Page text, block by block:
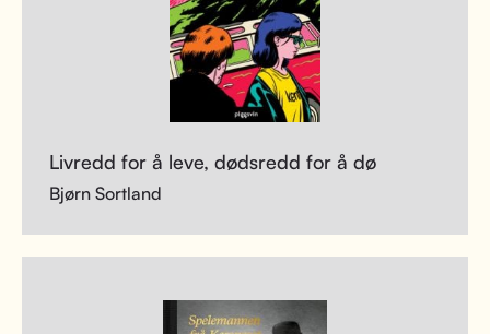
Livredd for å leve, dødsredd for å dø
Bjørn Sortland